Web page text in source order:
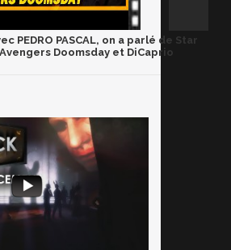
PEDRO PASCAL, on a parlé de Star
Doomsday et DiCaprio